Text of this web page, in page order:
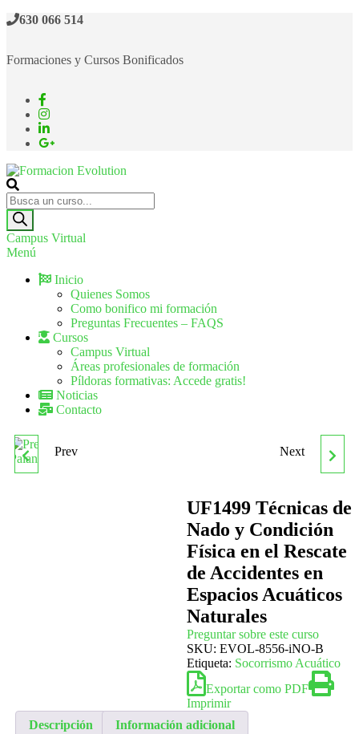
630 066 514
Formaciones y Cursos Bonificados
Formacion Evolution
Cursos de formación continua
Campus Virtual
Menú
Inicio
Quienes Somos
Como bonifico mi formación
Preguntas Frecuentes – FAQS
Cursos
Campus Virtual
Áreas profesionales de formación
Píldoras formativas: Accede gratis!
Noticias
Contacto
PREPARACIÓN DE
Prev
ESTANCIA Y SEGURIDAD
EN EL MEDIO NATURAL
EN ACTIVIDADES
ECUESTRES
Next
UF1499 Técnicas de
Nado y Condición
Física en el Rescate
de Accidentes en
Espacios Acuáticos
Naturales
Preguntar sobre este curso
SKU: EVOL-8556-iNO-B
Etiqueta: Socorrismo Acuático
Exportar como PDF
Imprimir
Descripción
Información adicional